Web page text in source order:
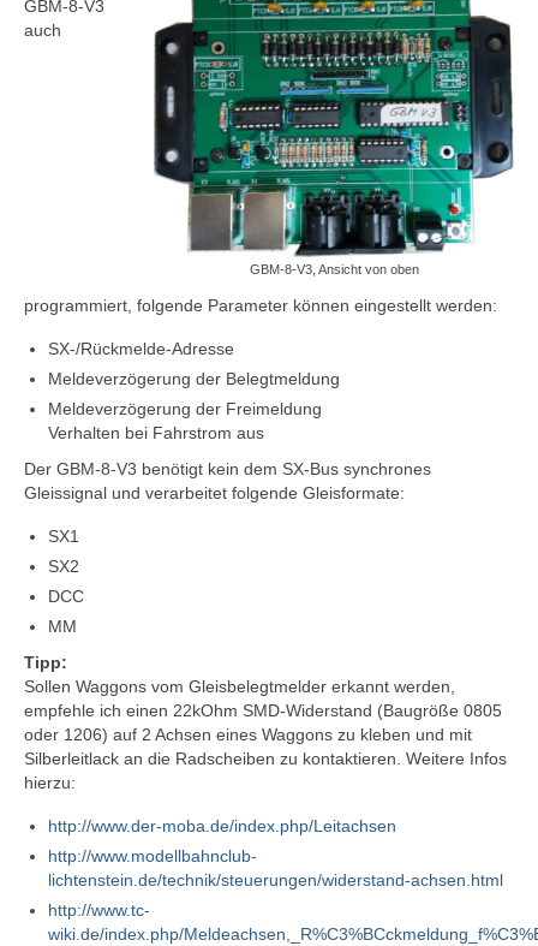
Programmiermaus V2
Relaiserweiterung V3
Servodecoder V3
SX-Verteiler DIN V1
SX-Verteiler DIN-RJ45 V2
Tasten-Eingabe-Modul V1
Archiv
Funktionsdecoder V1
Gleisbelegtmelder V2
Relaiserweiterung V2
Fahrzeuge auf- und umarbeiten
Roco BR 132 / BR 232 mit Plux22
Piko BB9210 – BR118 – BR65
Piko VT4.12 / BR173 in Epoche V/VI-DB-
Farbgebung
GBM-8-V3, Ansicht von oben
GBM-8-V3
auch
programmiert, folgende Parameter können eingestellt werden:
SX-/Rückmelde-Adresse
Meldeverzögerung der Belegtmeldung
Meldeverzögerung der Freimeldung
Verhalten bei Fahrstrom aus
Der GBM-8-V3 benötigt kein dem SX-Bus synchrones
Gleissignal und verarbeitet folgende Gleisformate:
SX1
SX2
DCC
MM
Tipp:
Sollen Waggons vom Gleisbelegtmelder erkannt werden,
empfehle ich einen 22kOhm SMD-Widerstand (Baugröße 0805
oder 1206) auf 2 Achsen eines Waggons zu kleben und mit
Silberleitlack an die Radscheiben zu kontaktieren. Weitere Infos
hierzu:
http://www.der-moba.de/index.php/Leitachsen
http://www.modellbahnclub-
lichtenstein.de/technik/steuerungen/widerstand-achsen.html
http://www.tc-
wiki.de/index.php/